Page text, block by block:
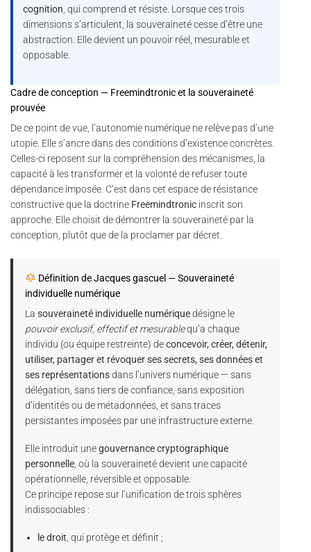
cognition , qui comprend et résiste. Lorsque ces trois
dimensions s’articulent, la souveraineté cesse d’être une
abstraction. Elle devient un pouvoir réel, mesurable et
opposable.
Cadre de conception — Freemindtronic et la souveraineté
prouvée
De ce point de vue, l’autonomie numérique ne relève pas d’une
utopie. Elle s’ancre dans des conditions d’existence concrètes.
Celles-ci reposent sur la compréhension des mécanismes, la
capacité à les transformer et la volonté de refuser toute
dépendance imposée. C’est dans cet espace de résistance
constructive que la doctrine Freemindtronic inscrit son
approche. Elle choisit de démontrer la souveraineté par la
conception, plutôt que de la proclamer par décret.
Définition de Jacques gascuel — Souveraineté
individuelle numérique
La souveraineté individuelle numériquedésigne le
pouvoir exclusif, effectif et mesurablequ’a chaque
individu (ou équipe restreinte) deconcevoir, créer, détenir,
utiliser, partager et révoquer ses secrets, ses données et
ses représentationsdans l’univers numérique — sans
délégation, sans tiers de confiance, sans exposition
d’identités ou de métadonnées, et sans traces
persistantes imposées par une infrastructure externe.
Elle introduit unegouvernance cryptographique
personnelle, où la souveraineté devient une capacité
opérationnelle, réversible et opposable.
Ce principe repose sur l’unification de trois sphères
indissociables :
le droit, qui protège et définit ;